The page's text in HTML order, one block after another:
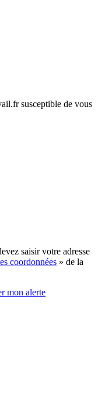
susceptible de vous
saisir votre adresse
coordonnées » de la
mon alerte